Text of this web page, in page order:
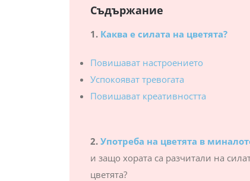
Съдържание
1. Каква е силата на цветята?
Повишават настроението
Успокояват тревогата
Повишават креативността
2. Употреба на цветята в
и защо хората са разчитали на
цветята?